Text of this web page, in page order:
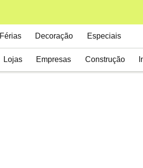
Lojas Empresas Construção
Férias Decoração Especiais